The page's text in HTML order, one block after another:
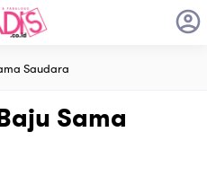
Saudara
Sama